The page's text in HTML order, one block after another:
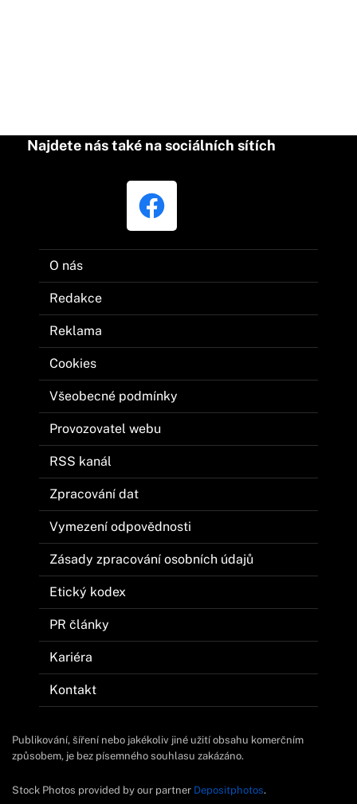
Najdete nás také na sociálních sítích
O nás
Redakce
Reklama
Cookies
Všeobecné podmínky
Provozovatel webu
RSS kanál
Zpracování dat
Vymezení odpovědnosti
Zásady zpracování osobních údajů
Etický kodex
PR články
Kariéra
Kontakt
Publikování, šíření nebo jakékoliv jiné užití obsahu komerčním
způsobem, je bez písemného souhlasu zakázáno.
Stock Photos provided by our partner Depositphotos.